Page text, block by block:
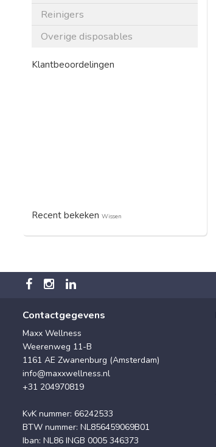
Reinigers
Overige disposables
Klantbeoordelingen
Recent bekeken Wissen
Contactgegevens
Maxx Wellness
Weerenweg 11-B
1161 AE Zwanenburg (Amsterdam)
info@maxxwellness.nl
+31 204970819
KvK nummer: 66242533
BTW nummer: NL856459069B01
Iban: NL86 INGB 0005 346373